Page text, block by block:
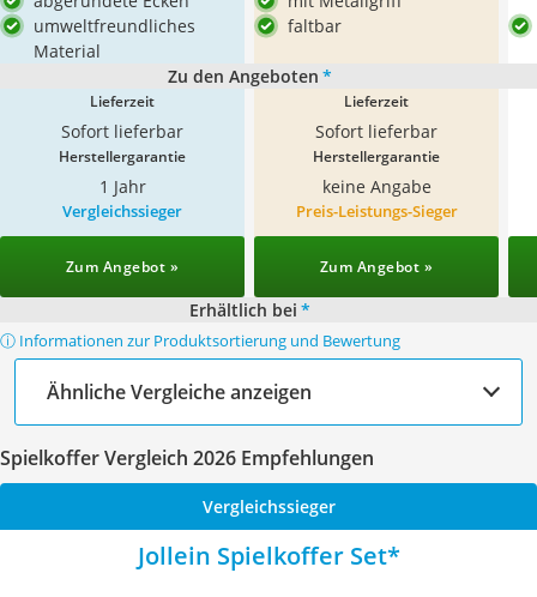
umweltfreundliches
Material
faltbar
Zu den Angeboten *
Lieferzeit
Sofort lieferbar
Lieferzeit
Sofort lieferbar
Herstellergarantie
1 Jahr
Herstellergarantie
keine Angabe
Vergleichssieger
Zum Angebot »
Preis-Leistungs-Sieger
Zum Angebot »
Erhältlich bei *
ⓘ Informationen zur Produktsortierung und Bewertung
Ähnliche Vergleiche anzeigen
Spielkoffer Vergleich 2026 Empfehlungen
Vergleichssieger
Jollein Spielkoffer Set